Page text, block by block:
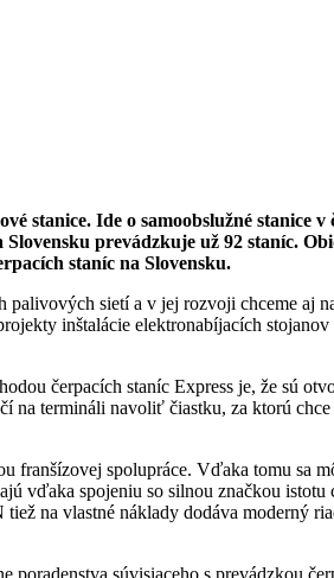
Ide o samoobslužné stanice v
prevádzkuje už 92 staníc.
staníc na Slovensku.
sietí a v jej rozvoji chceme aj
inštalácie elektronabíjacích
čerpacích staníc Express je, že sú
na termináli navoliť čiastku, za ktorú
spolupráce. Vďaka tomu sa
vďaka spojeniu so silnou značkou istotu
na vlastné náklady dodáva moderný
súvisiaceho s prevádzkou